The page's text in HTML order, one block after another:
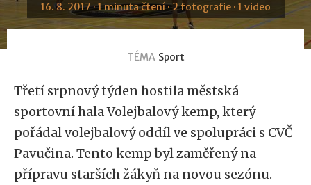
16. 8. 2017 · 1 minuta čtení · 2 fotografie · 1 video
TÉMA Sport
Třetí srpnový týden hostila městská
sportovní hala Volejbalový kemp, který
pořádal volejbalový oddíl ve spolupráci s CVČ
Pavučina. Tento kemp byl zaměřený na
přípravu starších žákyň na novou sezónu.